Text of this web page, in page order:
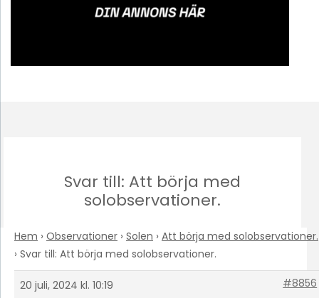
Svar till: Att börja med
solobservationer.
Hem › Observationer › Solen › Att börja med solobservationer.
› Svar till: Att börja med solobservationer.
20 juli, 2024 kl. 10:19
#8856